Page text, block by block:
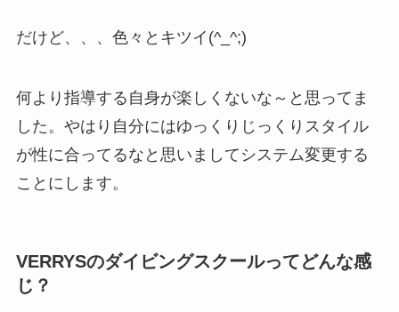
だけど、、、色々とキツイ(^_^;)
何より指導する自身が楽しくないな～と思ってま
した。やはり自分にはゆっくりじっくりスタイル
が性に合ってるなと思いましてシステム変更する
ことにします。
VERRYSのダイビングスクールってどんな感
じ？